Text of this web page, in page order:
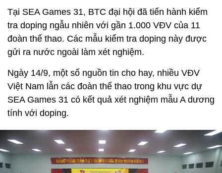
Tại SEA Games 31, BTC đại hội đã tiến hành kiểm
tra doping ngẫu nhiên với gần 1.000 VĐV của 11
đoàn thể thao. Các mẫu kiểm tra doping này được
gửi ra nước ngoài làm xét nghiệm.
Ngày 14/9, một số nguồn tin cho hay, nhiều VĐV
Việt Nam lẫn các đoàn thể thao trong khu vực dự
SEA Games 31 có kết quả xét nghiệm mẫu A dương
tính với doping.